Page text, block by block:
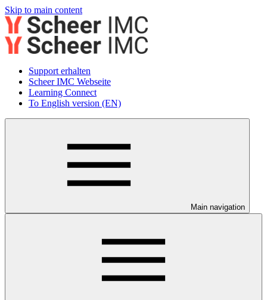
Skip to main content
Support erhalten
Scheer IMC Webseite
Learning Connect
To English version (EN)
Main navigation